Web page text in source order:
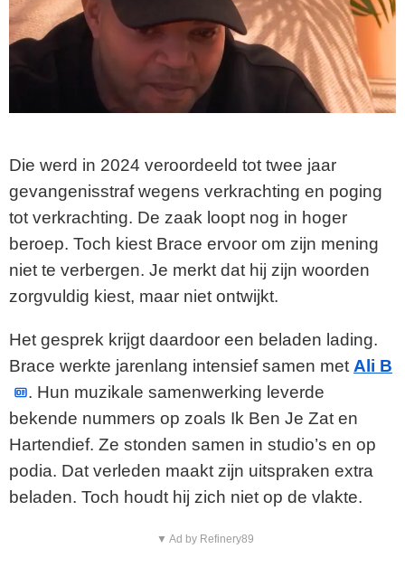
Die werd in 2024 veroordeeld tot twee jaar
gevangenisstraf wegens verkrachting en poging
tot verkrachting. De zaak loopt nog in hoger
beroep. Toch kiest Brace ervoor om zijn mening
niet te verbergen. Je merkt dat hij zijn woorden
zorgvuldig kiest, maar niet ontwijkt.
Het gesprek krijgt daardoor een beladen lading.
Brace werkte jarenlang intensief samen met Ali B
. Hun muzikale samenwerking leverde
bekende nummers op zoals Ik Ben Je Zat en
Hartendief. Ze stonden samen in studio’s en op
podia. Dat verleden maakt zijn uitspraken extra
beladen. Toch houdt hij zich niet op de vlakte.
▼ Ad by Refinery89